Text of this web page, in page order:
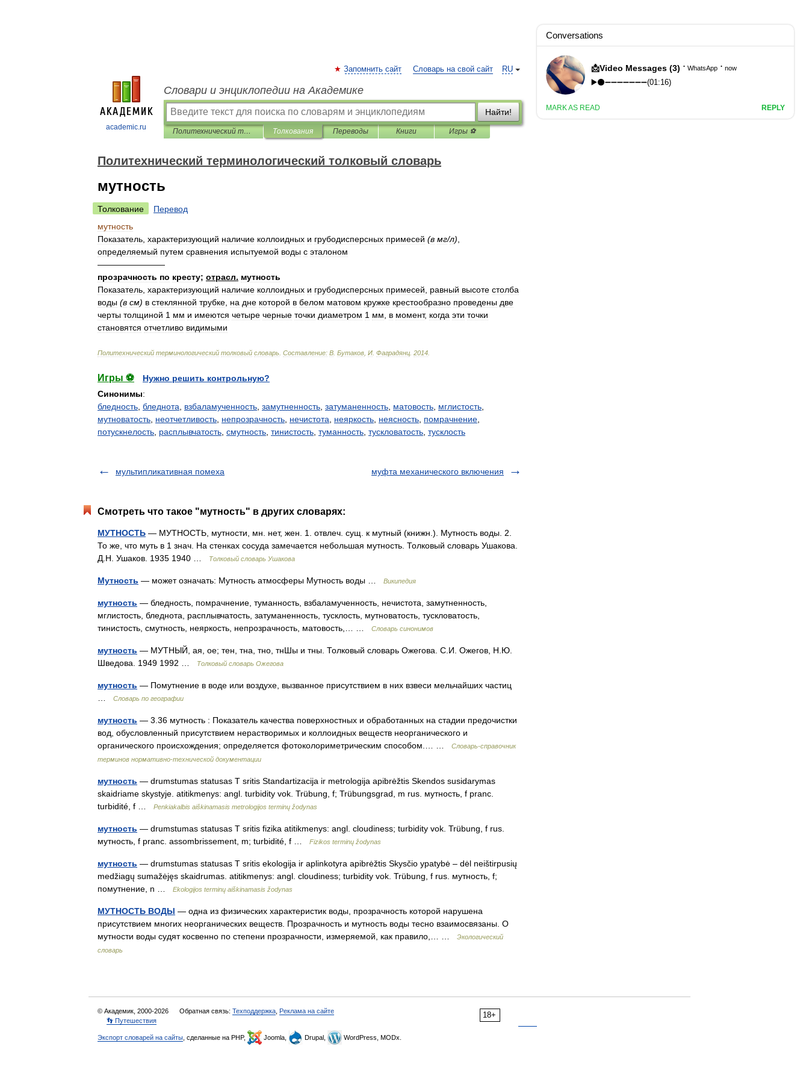
academic.ru
RU
Запомнить сайт Словарь на свой сайт
Словари и энциклопедии на Академике
Найти!
Политехнический терминологический толковый словарь Толкования Переводы Книги Игры ⚽
Политехнический терминологический толковый словарь
мутность
Толкование
Перевод
мутность
Показатель характеризующий наличие коллоидных и грубодисперсных примесей (в мг/л)
определяемый путем сравнения испытуемой воды с эталоном
————————
прозрачность по кресту; отрасл. мутность
Показатель характеризующий наличие коллоидных и грубодисперсных примесей равный высоте столба
воды (в см) в стеклянной трубке на дне которой в белом матовом кружке крестообразно проведены две
черты толщиной 1 мм и имеются четыре черные точки диаметром 1 мм в момент, когда эти точки
становятся отчетливо видимыми
Политехнический терминологический толковый словарь Составление: В Бутаков И Фаградянц 2014
Игры ⚽
Нужно решить контрольную?
Синонимы:
бледность бледнота взбаламученность замутненность затуманенность матовость мглистость
мутноватость неотчетливость непрозрачность нечистота неяркость неясность помрачнение
потускнелость расплывчатость смутность тинистость туманность тускловатость тусклость
мультипликативная помеха муфта механического включения
Смотреть что такое "мутность" в других словарях:
МУТНОСТЬ — МУТНОСТЬ, мутности, мн. нет, жен. 1. отвлеч. сущ. к мутный (книжн.). Мутность воды. 2.
То же, что муть в 1 знач. На стенках сосуда замечается небольшая мутность. Толковый словарь Ушакова.
Д.Н. Ушаков. 1935 1940 …
Толковый словарь Ушакова
Мутность — может означать: Мутность атмосферы Мутность воды … Википедия
мутность — бледность, помрачнение, туманность, взбаламученность, нечистота, замутненность,
мглистость, бледнота, расплывчатость, затуманенность, тусклость, мутноватость, тускловатость,
тинистость, смутность, неяркость, непрозрачность, матовость,… …
Словарь синонимов
мутность — МУТНЫЙ, ая, ое; тен, тна, тно, тнШы и тны. Толковый словарь Ожегова. С.И. Ожегов, Н.Ю.
Шведова. 1949 1992 …
Толковый словарь Ожегова
мутность — Помутнение в воде или воздухе, вызванное присутствием в них взвеси мельчайших частиц
Словарь по географии
мутность — 3.36 мутность : Показатель качества поверхностных и обработанных на стадии предочистки
вод, обусловленный присутствием нерастворимых и коллоидных веществ неорганического и
органического происхождения; определяется фотоколориметрическим способом.… …
Словарь-справочник
терминов нормативно-технической документации
мутность — drumstumas statusas T sritis Standartizacija ir metrologija apibrėžtis Skendos susidarymas
skaidriame skystyje. atitikmenys: angl. turbidity vok. Trübung, f; Trübungsgrad, m rus. мутность, f pranc.
turbidité, f …
Penkiakalbis aiškinamasis metrologijos terminų žodynas
мутность — drumstumas statusas T sritis fizika atitikmenys: angl. cloudiness; turbidity vok. Trübung, f rus.
мутность, f pranc. assombrissement, m; turbidité, f …
Fizikos terminų žodynas
мутность — drumstumas statusas T sritis ekologija ir aplinkotyra apibrėžtis Skysčio ypatybė – dėl neištirpusių
medžiagų sumažėjęs skaidrumas. atitikmenys: angl. cloudiness; turbidity vok. Trübung, f rus. мутность, f;
помутнение, n …
Ekologijos terminų aiškinamasis žodynas
МУТНОСТЬ ВОДЫ — одна из физических характеристик воды, прозрачность которой нарушена
присутствием многих неорганических веществ. Прозрачность и мутность воды тесно взаимосвязаны. О
мутности воды судят косвенно по степени прозрачности, измеряемой, как правило,… …
Экологический
словарь
18+
© Академик, 2000-2026 Обратная связь: Техподдержка Реклама на сайте
👣 Путешествия
Экспорт словарей на сайты , сделанные на PHP, Joomla, Drupal, WordPress, MODx.